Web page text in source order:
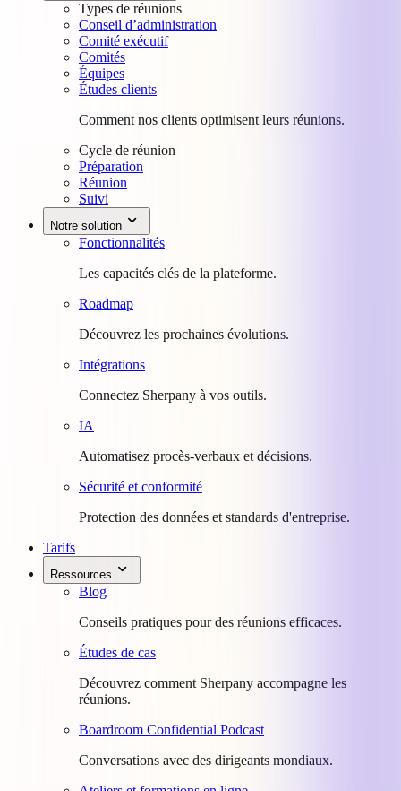
Types de réunions
Conseil d’administration
Comité exécutif
Comités
Équipes
Études clients
Comment nos clients optimisent leurs réunions.
Cycle de réunion
Préparation
Réunion
Suivi
Notre solution
Fonctionnalités
Les capacités clés de la plateforme.
Roadmap
Découvrez les prochaines évolutions.
Intégrations
Connectez Sherpany à vos outils.
IA
Automatisez procès-verbaux et décisions.
Sécurité et conformité
Protection des données et standards d'entreprise.
Tarifs
Ressources
Blog
Conseils pratiques pour des réunions efficaces.
Études de cas
Découvrez comment Sherpany accompagne les
réunions.
Boardroom Confidential Podcast
Conversations avec des dirigeants mondiaux.